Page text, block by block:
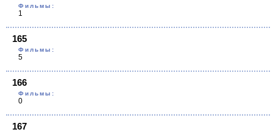
Фильмы:
1
165
Фильмы:
5
166
Фильмы:
0
167